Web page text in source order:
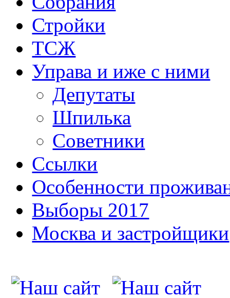
Стройки
ТСЖ
Управа и иже с ними
Депутаты
Шпилька
Советники
Ссылки
Особенности
Выборы 2017
Москва и застройщики